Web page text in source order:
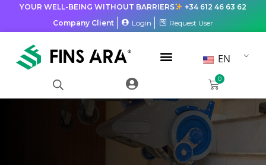
YOUR WELL-BEING WITHOUT BARRIERS
+34 612 46 63 62
Company Client
Login Request User
EN
0